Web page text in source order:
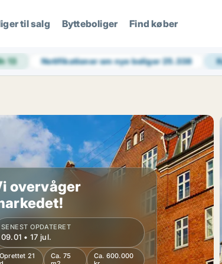
til salg Bytteboliger Find køber
13 Notifikationer om nye boliger25.338
overvåger
SENEST OPDATERET
09.01 • 17 jul.
Oprettet 21
Ca. 75
Ca. 600.000